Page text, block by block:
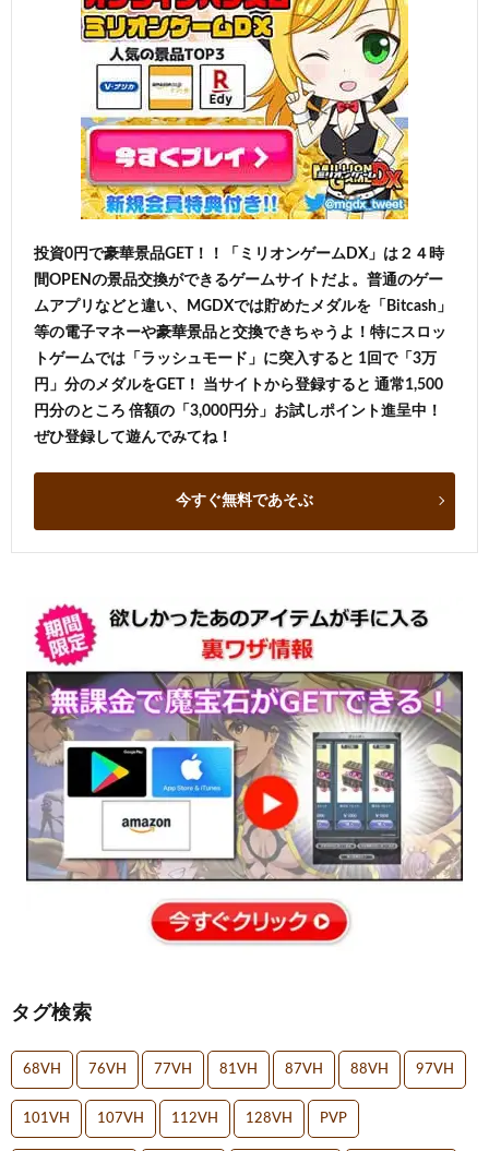
投資0円で豪華景品GET！！「ミリオンゲームDX」は２４時
間OPENの景品交換ができるゲームサイトだよ。普通のゲー
ムアプリなどと違い、MGDXでは貯めたメダルを「Bitcash」
等の電子マネーや豪華景品と交換できちゃうよ！特にスロッ
トゲームでは「ラッシュモード」に突入すると 1回で「3万
円」分のメダルをGET！ 当サイトから登録すると 通常1,500
円分のところ 倍額の「3,000円分」お試しポイント進呈中！
ぜひ登録して遊んでみてね！
今すぐ無料であそぶ
タグ検索
68VH 76VH 77VH 81VH 87VH 88VH 97VH
101VH 107VH 112VH 128VH PVP